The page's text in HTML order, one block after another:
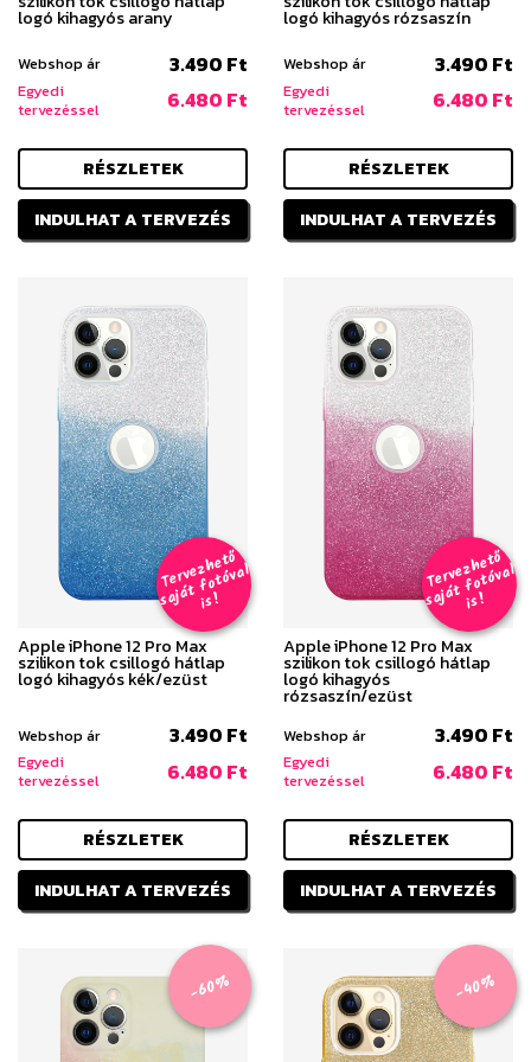
logó kihagyós arany
Webshop ár 3.490 Ft
Egyedi
tervezéssel
6.480 Ft
RÉSZLETEK
INDULHAT A TERVEZÉS
logó kihagyós rózsaszín
Webshop ár 3.490 Ft
Egyedi
tervezéssel
6.480 Ft
RÉSZLETEK
INDULHAT A TERVEZÉS
T
er
v
e
z
h
e
t
ő
s
aj
á
t
f
o
t
ó
v
al
i
s
!
Apple iPhone 12 Pro Max
szilikon tok csillogó hátlap
logó kihagyós kék/ezüst
Webshop ár 3.490 Ft
Egyedi
tervezéssel
6.480 Ft
RÉSZLETEK
INDULHAT A TERVEZÉS
T
er
v
e
z
h
e
t
ő
s
aj
á
t
f
o
t
ó
v
al
i
s
!
Apple iPhone 12 Pro Max
szilikon tok csillogó hátlap
logó kihagyós
rózsaszín/ezüst
Webshop ár 3.490 Ft
Egyedi
tervezéssel
6.480 Ft
RÉSZLETEK
INDULHAT A TERVEZÉS
-60% -40%